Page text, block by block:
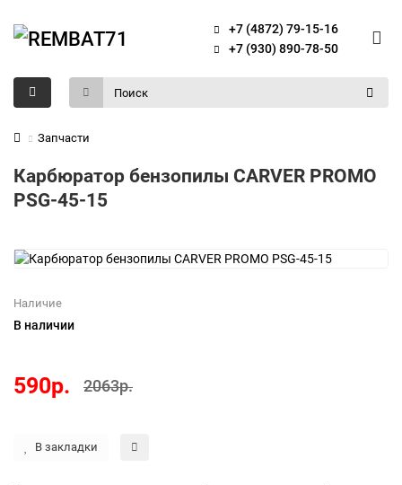
+7 (4872) 79-15-16
+7 (930) 890-78-50
Запчасти
Карбюратор бензопилы CARVER PROMO
PSG-45-15
Наличие
В наличии
590р. 2063р.
В закладки